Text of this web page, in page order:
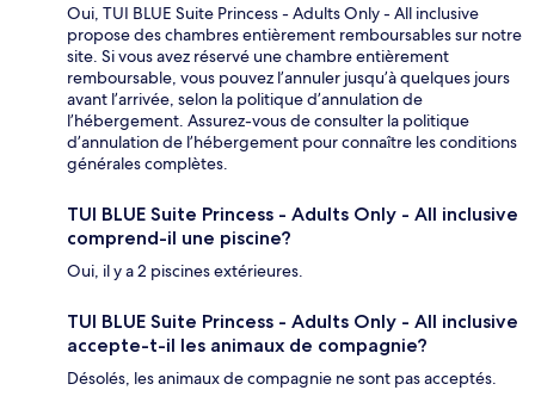
Oui, TUI BLUE Suite Princess - Adults Only - All inclusive
propose des chambres entièrement remboursables sur notre
site. Si vous avez réservé une chambre entièrement
remboursable, vous pouvez l’annuler jusqu’à quelques jours
avant l’arrivée, selon la politique d’annulation de
l’hébergement. Assurez-vous de consulter la politique
d’annulation de l’hébergement pour connaître les conditions
générales complètes.
TUI BLUE Suite Princess - Adults Only - All inclusive
comprend-il une piscine?
Oui, il y a 2 piscines extérieures.
TUI BLUE Suite Princess - Adults Only - All inclusive
accepte-t-il les animaux de compagnie?
Désolés, les animaux de compagnie ne sont pas acceptés.